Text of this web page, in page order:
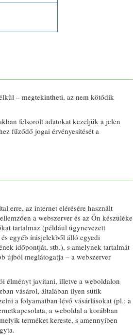
– megtekintheti, az nem kötődik
felsorolt adatokat kezeljük a jelen
fűződő jogai érvényesítését a
erre, az internet elérésére használt
a webszerver és az Ön készüléke
tartalmaz (például úgynevezett
egyéb írásjelekből álló egyedi
időpontját, stb.), s amelynek tartalmát
újból meglátogatja – a webszerver
élményt javítani, illetve a weboldalon
vásárol, általában ilyen sütik
a folyamatban lévő vásárlásokat (pl.: a
a weboldal a korábban
terméket kereste, s amennyiben